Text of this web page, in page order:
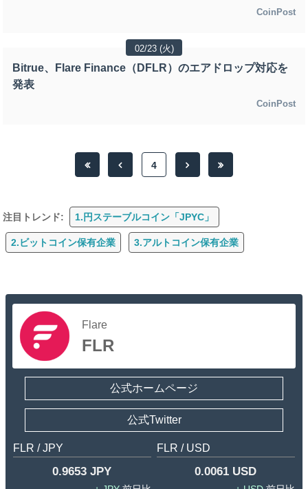
CoinPost
02/23 (火)
Bitrue、Flare Finance（DFLR）のエアドロップ対応を
発表
CoinPost
4
注目トレンド: 1.円ステーブルコイン「JPYC」
2.ビットコイン保有企業 3.アルトコイン保有企業
Flare
FLR
公式ホームページ
公式Twitter
FLR / JPY
0.9653 JPY
FLR / USD
0.0061 USD